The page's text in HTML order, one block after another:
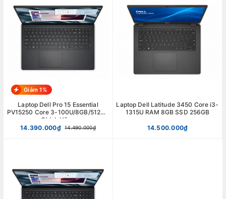
Giảm 1%
Laptop Dell Pro 15 Essential
PV15250 Core 3-100U/8GB/512GB
Chính Hãng
14.390.000₫
14.490.000₫
Laptop Dell Latitude 3450 Core i3-
1315U RAM 8GB SSD 256GB
14.500.000₫